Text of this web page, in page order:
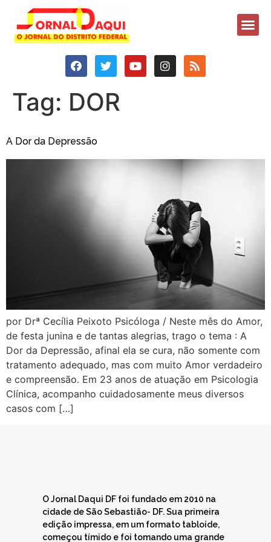
Tag: DOR
A Dor da Depressão
por Drª Cecília Peixoto Psicóloga / Neste mês do Amor,
de festa junina e de tantas alegrias, trago o tema : A
Dor da Depressão, afinal ela se cura, não somente com
tratamento adequado, mas com muito Amor verdadeiro
e compreensão. Em 23 anos de atuação em Psicologia
Clínica, acompanho cuidadosamente meus diversos
casos com […]
O Jornal Daqui DF foi fundado em 2010 na
cidade de São Sebastião- DF. Sua primeira
edição impressa, em um formato tabloide,
começou tímido e foi tomando uma grande